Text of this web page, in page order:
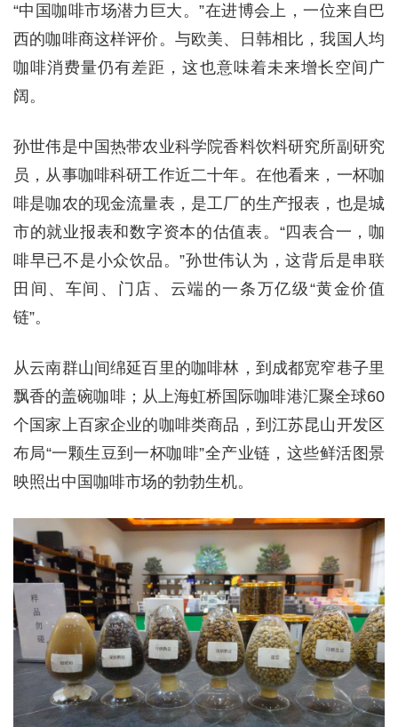
“中国咖啡市场潜力巨大。”在进博会上，一位来自巴
西的咖啡商这样评价。与欧美、日韩相比，我国人均
咖啡消费量仍有差距，这也意味着未来增长空间广
阔。
孙世伟是中国热带农业科学院香料饮料研究所副研究
员，从事咖啡科研工作近二十年。在他看来，一杯咖
啡是咖农的现金流量表，是工厂的生产报表，也是城
市的就业报表和数字资本的估值表。“四表合一，咖
啡早已不是小众饮品。”孙世伟认为，这背后是串联
田间、车间、门店、云端的一条万亿级“黄金价值
链”。
从云南群山间绵延百里的咖啡林，到成都宽窄巷子里
飘香的盖碗咖啡；从上海虹桥国际咖啡港汇聚全球60
个国家上百家企业的咖啡类商品，到江苏昆山开发区
布局“一颗生豆到一杯咖啡”全产业链，这些鲜活图景
映照出中国咖啡市场的勃勃生机。